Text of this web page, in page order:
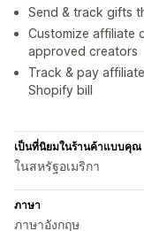
Send & track gifts
Customize affiliate
approved creators
Track & pay
Shopify bill
เป็นที่นิยมในร้านค้าแบบคุณ
ในสหรัฐอเมริกา
ภาษา
ภาษาอังกฤษ